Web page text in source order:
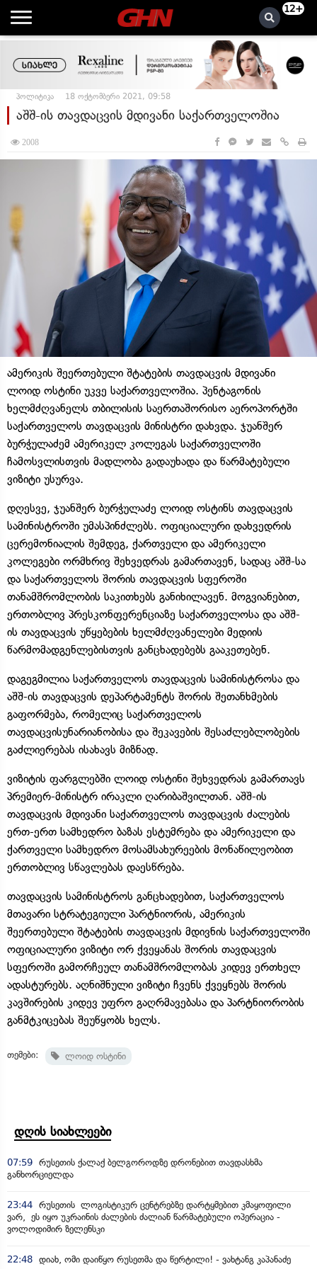
12+
პოლიტიკა 18 ოქტომბერი 2021, 09:58
აშშ-ის თავდაცვის მდივანი საქართველოშია
2008
ამერიკის შეერთებული შტატების თავდაცვის მდივანი
ლოიდ ოსტინი უკვე საქართველოშია. პენტაგონის
ხელმძღვანელს თბილისის საერთაშორისო აეროპორტში
საქართველოს თავდაცვის მინისტრი დახვდა. ჯუანშერ
ბურჭულაძემ ამერიკელ კოლეგას საქართველოში
ჩამოსვლისთვის მადლობა გადაუხადა და წარმატებული
ვიზიტი უსურვა.
დღესვე, ჯუანშერ ბურჭულაძე ლოიდ ოსტინს თავდაცვის
სამინისტროში უმასპინძლებს. ოფიციალური დახვედრის
ცერემონიალის შემდეგ, ქართველი და ამერიკელი
კოლეგები ორმხრივ შეხვედრას გამართავენ, სადაც აშშ-სა
და საქართველოს შორის თავდაცვის სფეროში
თანამშრომლობის საკითხებს განიხილავენ. მოგვიანებით,
ერთობლივ პრესკონფერენციაზე საქართველოსა და აშშ-
ის თავდაცვის უწყებების ხელმძღვანელები მედიის
წარმომადგენლებისთვის განცხადებებს გააკეთებენ.
დაგეგმილია საქართველოს თავდაცვის სამინისტროსა და
აშშ-ის თავდაცვის დეპარტამენტს შორის შეთანხმების
გაფორმება, რომელიც საქართველოს
თავდაცვისუნარიანობისა და შეკავების შესაძლებლობების
გაძლიერებას ისახავს მიზნად.
ვიზიტის ფარგლებში ლოიდ ოსტინი შეხვედრას გამართავს
პრემიერ-მინისტრ ირაკლი ღარიბაშვილთან. აშშ-ის
თავდაცვის მდივანი საქართველოს თავდაცვის ძალების
ერთ-ერთ სამხედრო ბაზას ესტუმრება და ამერიკელი და
ქართველი სამხედრო მოსამსახურეების მონაწილეობით
ერთობლივ სწავლებას დაესწრება.
თავდაცვის სამინისტროს განცხადებით, საქართველოს
მთავარი სტრატეგიული პარტნიორის, ამერიკის
შეერთებული შტატების თავდაცვის მდივნის საქართველოში
ოფიციალური ვიზიტი ორ ქვეყანას შორის თავდაცვის
სფეროში გამორჩეულ თანამშრომლობას კიდევ ერთხელ
ადასტურებს. აღნიშნული ვიზიტი ჩვენს ქვეყნებს შორის
კავშირების კიდევ უფრო გაღრმავებასა და პარტნიორობის
განმტკიცებას შეუწყობს ხელს.
თემები: ლოიდ ოსტინი
დღის სიახლეები
07:59 რუსეთის ქალაქ ბელგოროდზე დრონებით თავდასხმა
განხორციელდა
23:44 რუსეთის ლოგისტიკურ ცენტრებზე დარტყმებით კმაყოფილი
ვარ, ეს იყო უკრაინის ძალების ძალიან წარმატებული ოპერაცია -
ვოლოდიმირ ზელენსკი
22:48 დიახ, ომი დაიწყო რუსეთმა და წერტილი! - ვახტანგ კაპანაძე